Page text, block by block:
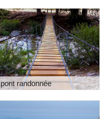
pont randonnée